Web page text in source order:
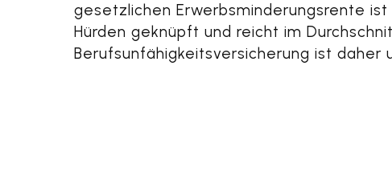
gesetzlichen Erwerbsminderungsrente
Hürden geknüpft und reicht im
Berufsunfähigkeitsversicherung ist daher